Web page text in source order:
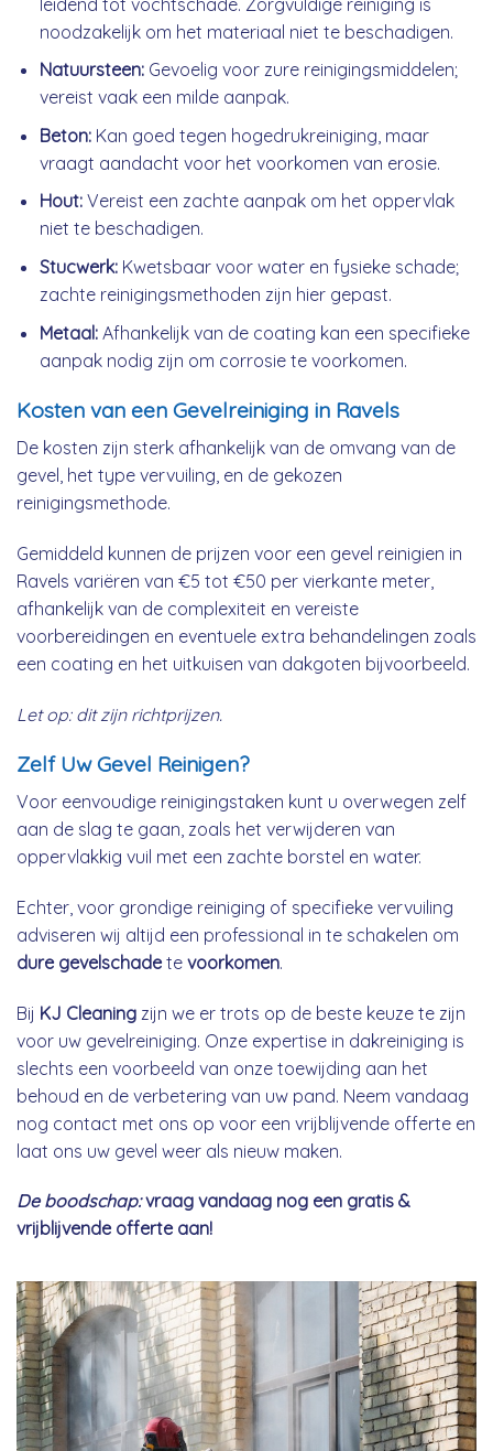
noodzakelijk om het materiaal niet te beschadigen.
Natuursteen:Gevoelig voor zure reinigingsmiddelen;
vereist vaak een milde aanpak.
Beton:Kan goed tegen hogedrukreiniging, maar
vraagt aandacht voor het voorkomen van erosie.
Hout:Vereist een zachte aanpak om het oppervlak
niet te beschadigen.
Stucwerk:Kwetsbaar voor water en fysieke schade;
zachte reinigingsmethoden zijn hier gepast.
Metaal:Afhankelijk van de coating kan een specifieke
aanpak nodig zijn om corrosie te voorkomen.
Kosten van een Gevelreiniging in Ravels
De kosten zijn sterk afhankelijk van de omvang van de
gevel, het type vervuiling, en de gekozen
reinigingsmethode.
Gemiddeld kunnen de prijzen voor een gevel reinigien in
Ravels variëren van €5 tot €50 per vierkante meter,
afhankelijk van de complexiteit en vereiste
voorbereidingen en eventuele extra behandelingen zoals
een coating en het uitkuisen van dakgoten bijvoorbeeld.
Let op: dit zijn richtprijzen.
Zelf Uw Gevel Reinigen?
Voor eenvoudige reinigingstaken kunt u overwegen zelf
aan de slag te gaan, zoals het verwijderen van
oppervlakkig vuil met een zachte borstel en water.
Echter, voor grondige reiniging of specifieke vervuiling
adviseren wij altijd een professional in te schakelen om
dure gevelschadete voorkomen.
Bij KJ Cleaning zijn we er trots op de beste keuze te zijn
voor uw gevelreiniging. Onze expertise in dakreiniging is
slechts een voorbeeld van onze toewijding aan het
behoud en de verbetering van uw pand. Neem vandaag
nog contact met ons op voor een vrijblijvende offerte en
laat ons uw gevel weer als nieuw maken.
De boodschap:vraag vandaag nog een gratis &
vrijblijvende offerte aan!